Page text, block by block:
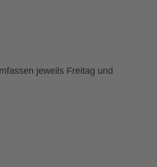
jeweils Freitag und